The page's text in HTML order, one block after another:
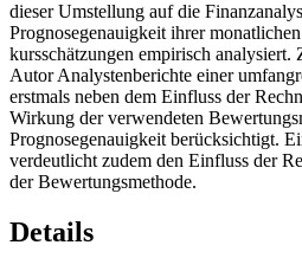
dieser Umstellung auf die
Prognosegenauigkeit ihrer
kursschätzungen empirisch analysiert.
Autor Analystenberichte einer
erstmals neben dem Einfluss der
Wirkung der verwendeten
Prognosegenauigkeit berücksichtigt.
verdeutlicht zudem den Einfluss der
der Bewertungsmethode.
Details